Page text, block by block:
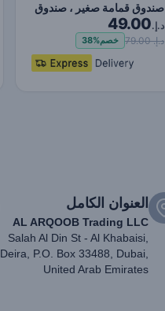
صندوق قمامة صغير ، صندوق
قمامة ، صندوق قم…
د.إ.49.00
د.إ. 79.00 خصم38%
العنوان الكامل
AL ARQOOB Trading LLC
Salah Al Din St - Al Khabaisi,
Deira, P.O. Box 33488, Dubai,
United Arab Emirates